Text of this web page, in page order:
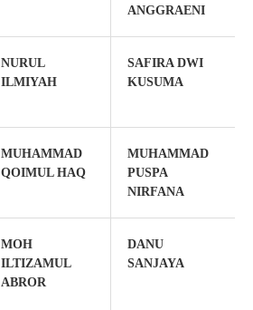
ANGGRAENI
NURUL
ILMIYAH
SAFIRA DWI
KUSUMA
MUHAMMAD
QOIMUL HAQ
MUHAMMAD
PUSPA
NIRFANA
MOH
ILTIZAMUL
ABROR
DANU
SANJAYA